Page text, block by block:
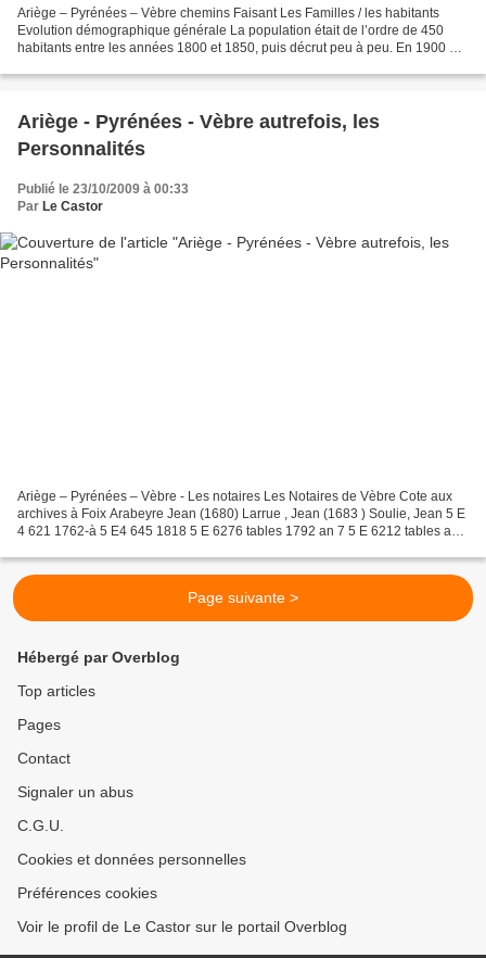
Ariège – Pyrénées – Vèbre chemins Faisant Les Familles / les habitants
Evolution démographique générale La population était de l’ordre de 450
habitants entre les années 1800 et 1850, puis décrut peu à peu. En 1900 on
Ariège - Pyrénées - Vèbre autrefois, les
Personnalités
Publié le 23/10/2009 à 00:33
Par Le Castor
Ariège – Pyrénées – Vèbre - Les notaires Les Notaires de Vèbre Cote aux
archives à Foix Arabeyre Jean (1680) Larrue , Jean (1683 ) Soulie, Jean 5 E
4 621 1762-à 5 E4 645 1818 5 E 6276 tables 1792 an 7 5 E 6212 tables an
Page suivante >
Hébergé par Overblog
Top articles
Pages
Contact
Signaler un abus
C.G.U.
Cookies et données personnelles
Préférences cookies
Voir le profil de Le Castor sur le portail Overblog